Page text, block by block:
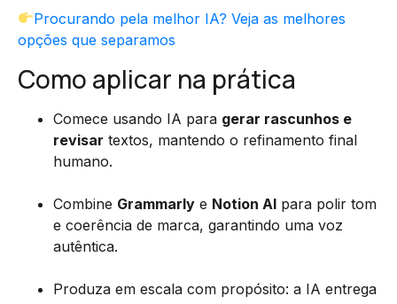
Procurando pela melhor IA? Veja as melhores
opções que separamos
Como aplicar na prática
Comece usando IA para gerar rascunhos e
revisar textos, mantendo o refinamento final
humano.
Combine Grammarly e Notion AI para polir tom
e coerência de marca, garantindo uma voz
autêntica.
Produza em escala com propósito: a IA entrega